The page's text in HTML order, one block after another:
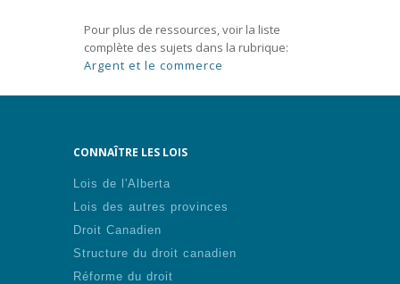
Pour plus de ressources, voir la liste
complète des sujets dans la rubrique:
Argent et le commerce
CONNAÎTRE LES LOIS
Lois de l'Alberta
Lois des autres provinces
Droit Canadien
Structure du droit canadien
Réforme du droit